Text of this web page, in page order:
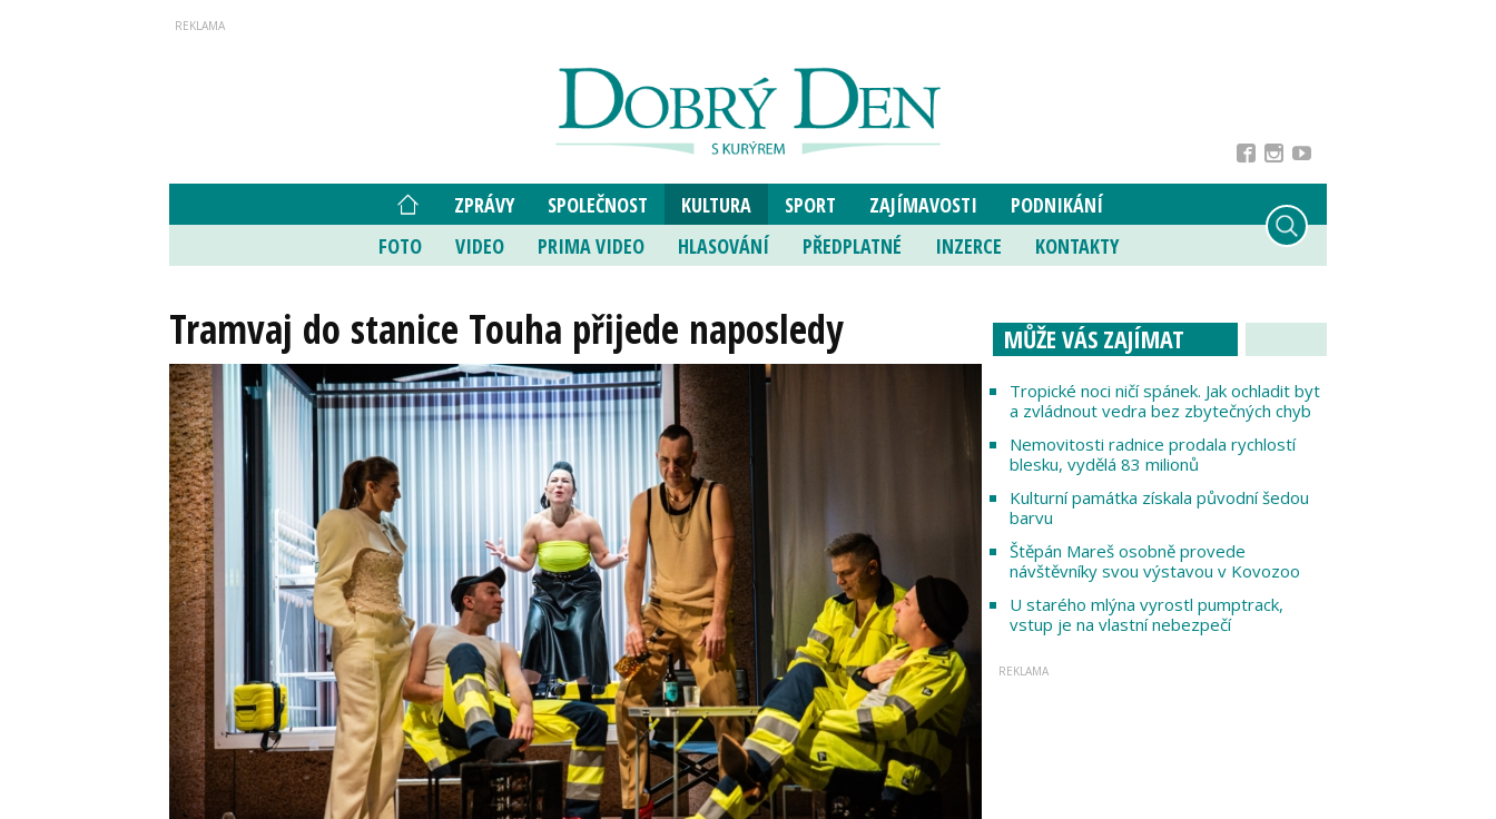
ZPRÁVY SPOLEČNOST KULTURA SPORT ZAJÍMAVOSTI
PODNIKÁNÍ
FOTO
VIDEO PRIMA VIDEO HLASOVÁNÍ PŘEDPLATNÉ INZERCE KONTAKTY
Tramvaj do stanice Touha přijede naposledy MŮŽE VÁS ZAJÍMAT
Tropické noci ničí spánek. Jak ochladit byt
a zvládnout vedra bez zbytečných chyb
Nemovitosti radnice prodala rychlostí
blesku, vydělá 83 milionů
Kulturní památka získala původní šedou
barvu
Štěpán Mareš osobně provede
návštěvníky svou výstavou v Kovozoo
U starého mlýna vyrostl pumptrack,
vstup je na vlastní nebezpečí